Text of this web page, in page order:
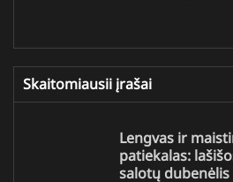
Skaitomiausii įrašai
Lengvas ir
patiekalas:
salotų dubenėlis